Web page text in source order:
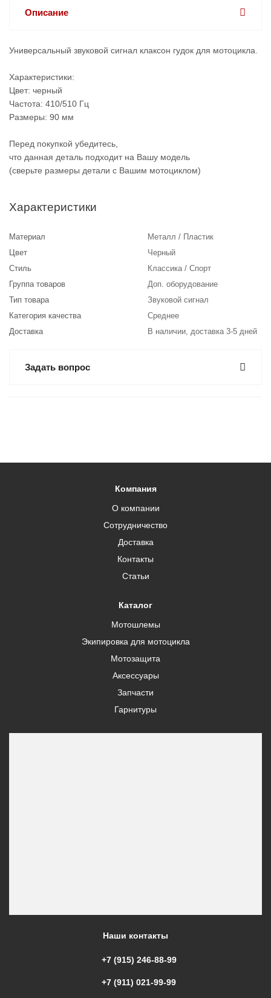
Описание
Универсальный звуковой сигнал клаксон гудок для мотоцикла.
Характеристики:
Цвет: черный
Частота: 410/510 Гц
Размеры: 90 мм
Перед покупкой убедитесь,
что данная деталь подходит на Вашу модель
(сверьте размеры детали с Вашим мотоциклом)
Характеристики
Материал
Металл / Пластик
Цвет
Черный
Стиль
Классика / Спорт
Группа товаров
Доп. оборудование
Тип товара
Звуковой сигнал
Категория качества
Среднее
Доставка
В наличии, доставка 3-5 дней
Задать вопрос
Компания
О компании
Сотрудничество
Доставка
Контакты
Статьи
Каталог
Мотошлемы
Экипировка для мотоцикла
Мотозащита
Аксессуары
Запчасти
Гарнитуры
Наши контакты
+7 (915) 246-88-99
+7 (911) 021-99-99